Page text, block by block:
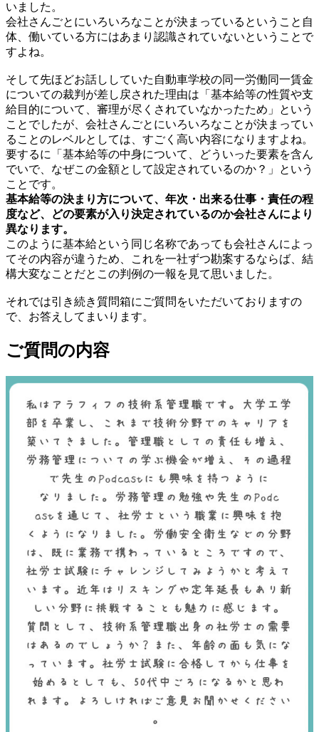
いました。
会社さんごとにいろいろなことが決まっているということ自
体、働いている方にはあまり認識されていないということで
すよね。
そして先ほどお話ししていた自動車学校の同一労働同一賃金
についての裁判が差し戻された理由は「基本給等の性質や支
給目的について、審理が尽くされていなかったため」という
ことでしたが、会社さんごとにいろいろなことが決まってい
ることのレベルとしては、すごく高い内容になりますよね。
要するに「基本給等の中身について、どういった要素を含ん
でいで、なぜこの金額として設定されているのか？」という
ことです。
基本給等の決まり方について、年次・出来る仕事・責任の程
度など、どの要素が入り決定されているのか会社さんにより
異なります。
このように基本給という同じ名称であっても会社さんによっ
てその内容が違うため、これを一社ずつ勘案するならば、結
構大変なことだとこの判例の一報を見て思いました。
それでは引き続き質問箱にご質問をいただいておりますの
で、お答えしてまいります。
ご質問の内容